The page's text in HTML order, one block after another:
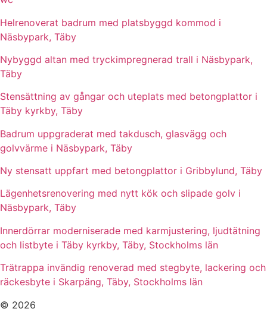
Helrenoverat badrum med platsbyggd kommod i
Näsbypark, Täby
Nybyggd altan med tryckimpregnerad trall i Näsbypark,
Täby
Stensättning av gångar och uteplats med betongplattor i
Täby kyrkby, Täby
Badrum uppgraderat med takdusch, glasvägg och
golvvärme i Näsbypark, Täby
Ny stensatt uppfart med betongplattor i Gribbylund, Täby
Lägenhetsrenovering med nytt kök och slipade golv i
Näsbypark, Täby
Innerdörrar moderniserade med karmjustering, ljudtätning
och listbyte i Täby kyrkby, Täby, Stockholms län
Trätrappa invändig renoverad med stegbyte, lackering och
räckesbyte i Skarpäng, Täby, Stockholms län
© 2026